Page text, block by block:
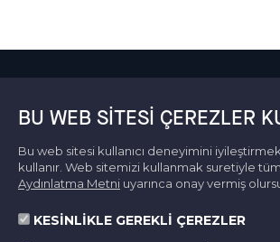
BU WEB SITESI ÇEREZLER
Bu web sitesi kullanıcı deneyimini
kullanır. Web sitemizi kullanmak suretiyle
Aydınlatma Metni uyarınca onay vermiş
KESİNLİKLE GEREKLİ ÇEREZLER